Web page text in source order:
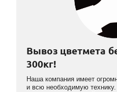
Вывоз цветмета
300кг!
Наша компания имеет
и всю необходимую